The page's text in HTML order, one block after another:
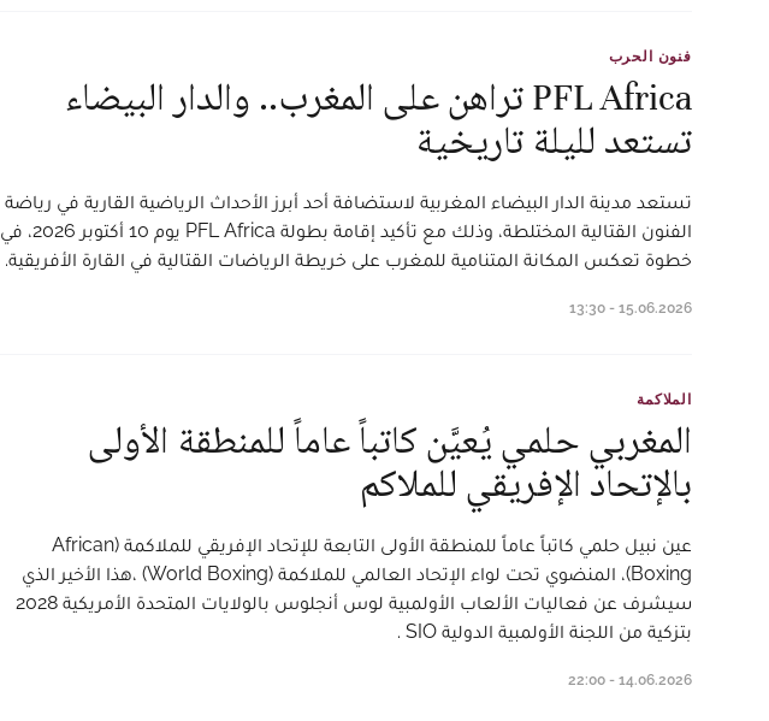
فنون الحرب
PFL Africa تراهن على المغرب.. والدار البيضاء
تستعد لليلة تاريخية
تستعد مدينة الدار البيضاء المغربية لاستضافة أحد أبرز الأحداث الرياضية القارية في رياضة
الفنون القتالية المختلطة، وذلك مع تأكيد إقامة بطولة PFL Africa يوم 10 أكتوبر 2026، في
خطوة تعكس المكانة المتنامية للمغرب على خريطة الرياضات القتالية في القارة الأفريقية.
15.06.2026 - 13:30
الملاكمة
المغربي حلمي يُعيَّن كاتباً عاماً للمنطقة الأولى
بالإتحاد الإفريقي للملاكم
عين نبيل حلمي كاتباً عاماً للمنطقة الأولى التابعة للإتحاد الإفريقي للملاكمة (African
Boxing)، المنضوي تحت لواء الإتحاد العالمي للملاكمة (World Boxing) ،هذا الأخير الذي
سيشرف عن فعاليات الألعاب الأولمبية لوس أنجلوس بالولايات المتحدة الأمريكية 2028
بتزكية من اللجنة الأولمبية الدولية SIO .
14.06.2026 - 22:00